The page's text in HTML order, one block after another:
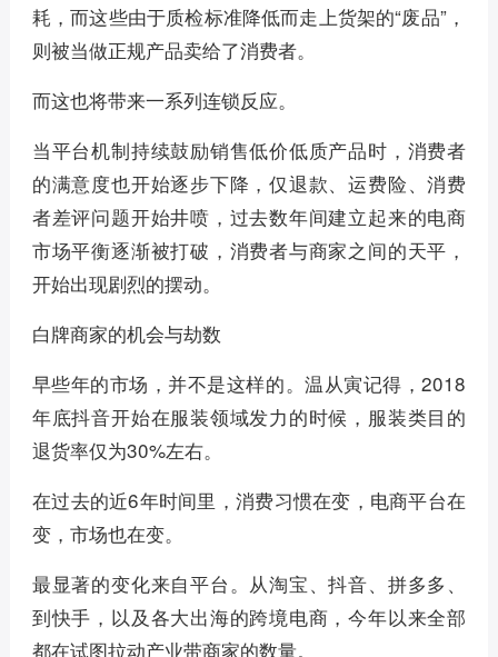
耗，而这些由于质检标准降低而走上货架的“废品”，
则被当做正规产品卖给了消费者。
而这也将带来一系列连锁反应。
当平台机制持续鼓励销售低价低质产品时，消费者
的满意度也开始逐步下降，仅退款、运费险、消费
者差评问题开始井喷，过去数年间建立起来的电商
市场平衡逐渐被打破，消费者与商家之间的天平，
开始出现剧烈的摆动。
白牌商家的机会与劫数
早些年的市场，并不是这样的。温从寅记得，2018
年底抖音开始在服装领域发力的时候，服装类目的
退货率仅为30%左右。
在过去的近6年时间里，消费习惯在变，电商平台在
变，市场也在变。
最显著的变化来自平台。从淘宝、抖音、拼多多、
到快手，以及各大出海的跨境电商，今年以来全部
都在试图拉动产业带商家的数量。